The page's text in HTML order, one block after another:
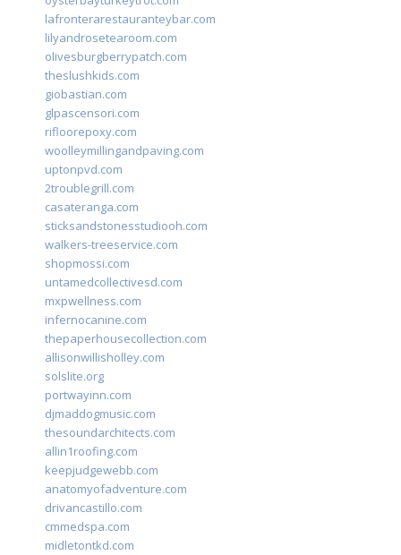
lafronterarestauranteybar.com
lilyandrosetearoom.com
olivesburgberrypatch.com
theslushkids.com
giobastian.com
glpascensori.com
rifloorepoxy.com
woolleymillingandpaving.com
uptonpvd.com
2troublegrill.com
casateranga.com
sticksandstonesstudiooh.com
walkers-treeservice.com
shopmossi.com
untamedcollectivesd.com
mxpwellness.com
infernocanine.com
thepaperhousecollection.com
allisonwillisholley.com
solslite.org
portwayinn.com
djmaddogmusic.com
thesoundarchitects.com
allin1roofing.com
keepjudgewebb.com
anatomyofadventure.com
drivancastillo.com
cmmedspa.com
midletontkd.com